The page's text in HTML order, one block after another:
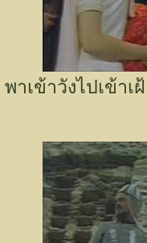
พาเข้าวังไปเข้า